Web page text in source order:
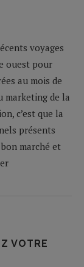
voyages
ouest pour
au mois de
de la
c’est que la
présents
marché et
VOTRE